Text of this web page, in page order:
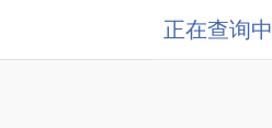
正在查询中